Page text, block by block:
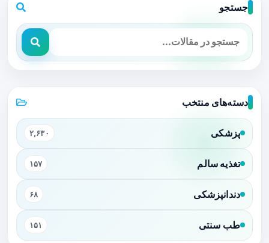
جستجو
دسته‌های منتخب
پزشکی ۲,۶۳۰
تغذیه سالم ۱۵۷
دندانپزشکی ۶۸
طب سنتی ۱۵۱